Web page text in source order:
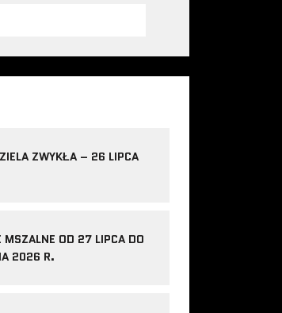
ZWYKŁA – 26 LIPCA
MSZALNE OD 27 LIPCA DO
2026 R.